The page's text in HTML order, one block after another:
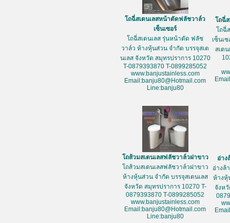
โถฉี่สเตนเลสหน้าตัดฟลัชวาล์ว
เซ็นเซอร์
โถฉี่สเตนเลส รุ่นหน้าตัด ฟลัช
วาล์ว ห้างหุ้นส่วน จำกัด บรรจุสเต
นเลส จังหวัด สมุทรปราการ 10270
T-0879393870 T-0899285052
www.banjustainless.com
Email:banju80@Hotmail.com
Line:banju80
โถฉี่
โถฉี่
เซ็นเ
สเต
โถส้วมสเตนเลสฟลัชวาล์วฝาขาว
โถส้วมสเตนเลสฟลัชวาล์วฝาขาว
ห้างหุ้นส่วน จำกัด บรรจุสเตนเลส
จังหวัด สมุทรปราการ 10270 T-
0879393870 T-0899285052
www.banjustainless.com
Email:banju80@Hotmail.com
Line:banju80
อ่าง
อ่างล้
ห้างหุ้
จังห